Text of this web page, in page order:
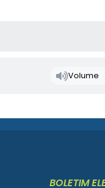
Volume
BOLETIM